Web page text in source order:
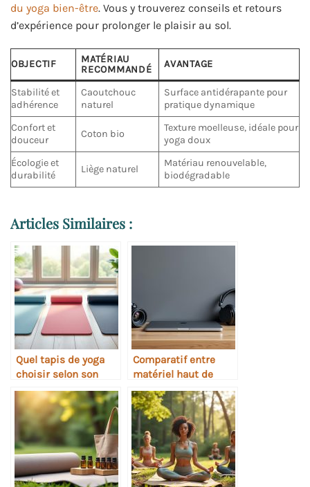
du yoga bien-être. Vous y trouverez conseils et retours
d’expérience pour prolonger le plaisir au sol.
OBJECTIF
MATÉRIAU
RECOMMANDÉ
AVANTAGE
Stabilité et
adhérence
Caoutchouc
naturel
Surface antidérapante pour
pratique dynamique
Confort et
douceur
Coton bio
Texture moelleuse, idéale pour
yoga doux
Écologie et
durabilité
Liège naturel
Matériau renouvelable,
biodégradable
Articles Similaires :
Quel tapis de yoga
choisir selon son
niveau
Comparatif entre
matériel haut de
gamme et abordable